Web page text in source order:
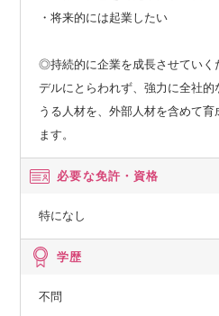
・将来的には起業したい
◎持続的に企業を成長させていく
デルにとらわれず、強力に全社的
うる人材を、外部人材を含めて
ます。
必要な免許・資格
特になし
学歴
不問